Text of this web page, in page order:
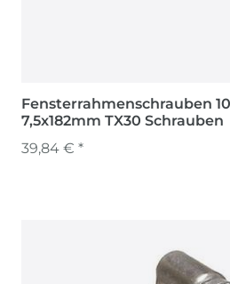
Fensterrahmenschrauben
7,5x182mm TX30 Schrauben
39,84 € *